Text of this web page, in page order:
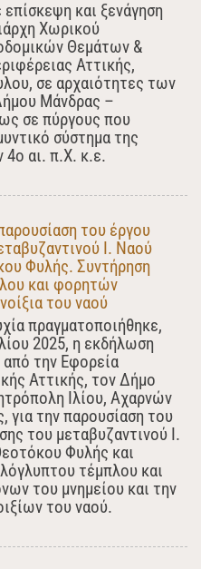
και ξενάγηση
Χωρικού
Θεμάτων &
Αττικής,
σε αρχαιότητες των
Μάνδρας –
σε πύργους που
σύστημα της
4ο αι. π.Χ. κ.ε.
του έργου
Ι. Ναού
Φυλής. Συντήρηση
και φορητών
του ναού
πραγματοποιήθηκε,
2025, η εκδήλωση
την Εφορεία
Αττικής, τον Δήμο
Ιλίου, Αχαρνών
την παρουσίαση του
του μεταβυζαντινού Ι.
Φυλής και
τέμπλου και
του μνημείου και την
του ναού.